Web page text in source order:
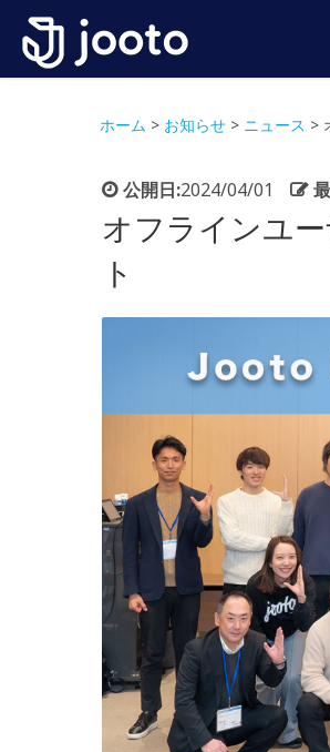
ホーム > お知らせ > ニュース >
公開日:2024/04/01
オフラインユ
ト